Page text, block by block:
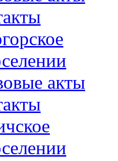
акты